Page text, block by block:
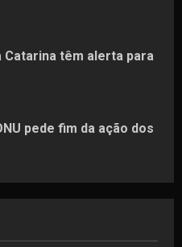
Catarina têm alerta para
pede fim da ação dos